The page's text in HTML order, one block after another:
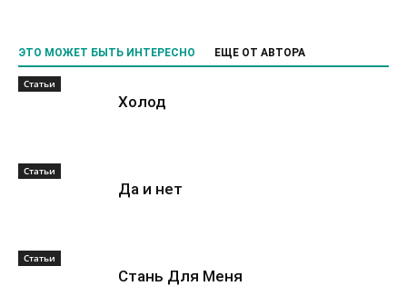
ЭТО МОЖЕТ БЫТЬ ИНТЕРЕСНО ЕЩЕ ОТ АВТОРА
Статьи
Холод
Статьи
Да и нет
Статьи
Стань Для Меня